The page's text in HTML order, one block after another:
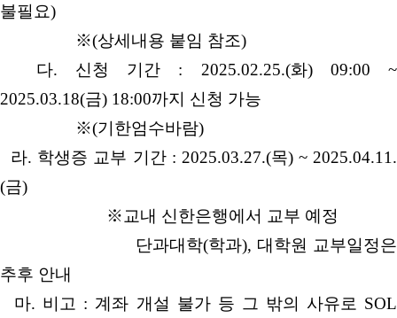
불필요)
※(상세내용 붙임 참조)
다. 신청 기간 : 2025.02.25.(화) 09:00 ~
2025.03.18(금) 18:00까지 신청 가능
※(기한엄수바람)
라. 학생증 교부 기간 : 2025.03.27.(목) ~ 2025.04.11.
(금)
※교내 신한은행에서 교부 예정
단과대학(학과), 대학원 교부일정은
추후 안내
마. 비고 : 계좌 개설 불가 등 그 밖의 사유로 SOL